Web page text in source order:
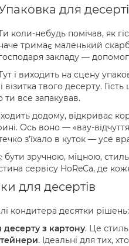
для
коли-небудь помічав, як
тримає маленький
закладу —
і виходить на сцену
візитка твого десерту.
ти все запакував.
додому, відкриває
Ось воно — «вау-
з’їхало в куток — усе
бути зручною, міцною,
сервісу HoReCa, де
для десертів
кондитера десятки рішень:
з картону. Це
. Ідеальні для тих,